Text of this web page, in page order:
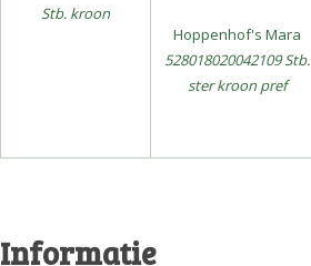
Stb. kroon
Hoppenhof's Mara
528018020042109 Stb.
ster kroon pref
Informatie